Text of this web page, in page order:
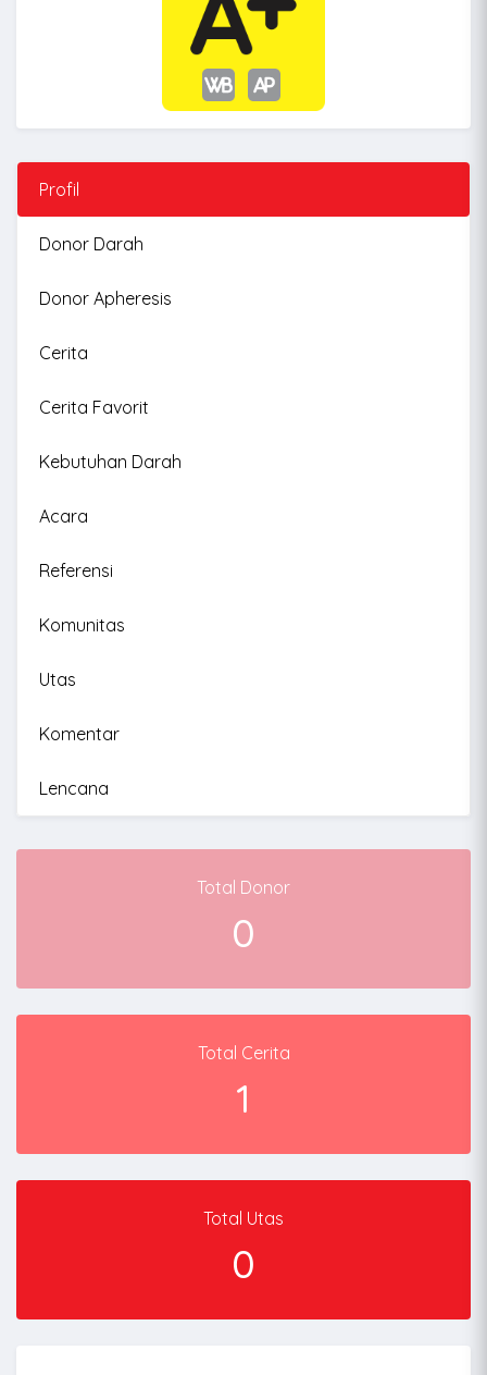
Profil
Donor Darah
Donor Apheresis
Cerita
Cerita Favorit
Kebutuhan Darah
Acara
Referensi
Komunitas
Utas
Komentar
Lencana
Total Donor
0
Total Cerita
1
Total Utas
0